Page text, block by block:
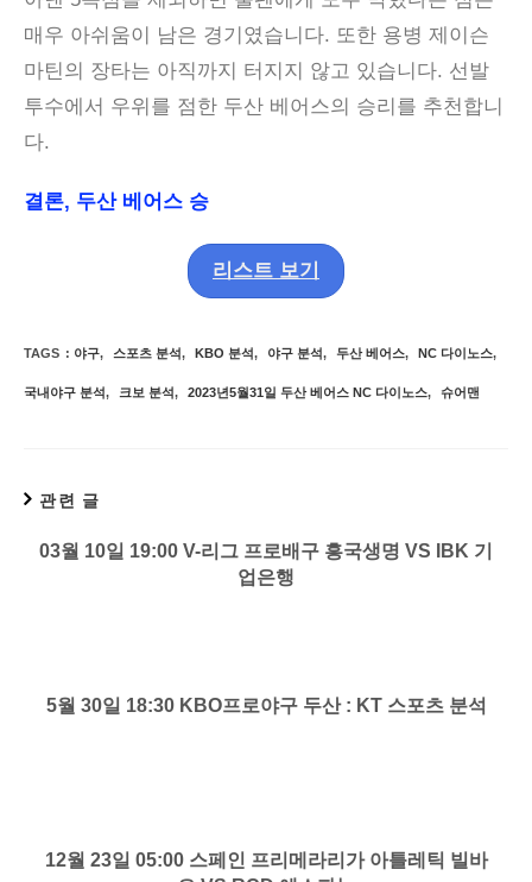
매우 아쉬움이 남은 경기였습니다. 또한 용병 제이슨
마틴의 장타는 아직까지 터지지 않고 있습니다. 선발
투수에서 우위를 점한 두산 베어스의 승리를 추천합니
다.
결론, 두산 베어스 승
리스트 보기
TAGS : 야구, 스포츠 분석, KBO 분석, 야구 분석, 두산 베어스, NC 다이노스,
국내야구 분석, 크보 분석, 2023년5월31일 두산 베어스 NC 다이노스, 슈어맨
관련 글
03월 10일 19:00 V-리그 프로배구 흥국생명 VS IBK 기
업은행
5월 30일 18:30 KBO프로야구 두산 : KT 스포츠 분석
12월 23일 05:00 스페인 프리메라리가 아틀레틱 빌바